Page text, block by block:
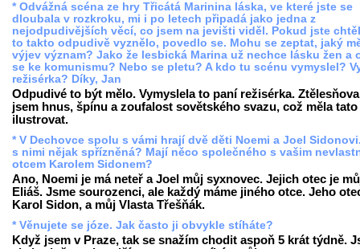
* Odvážná scéna ze hry Třicátá Marinina láska, ve které jste se
dloubala v rozkroku, mi i po letech připadá jako jedna z
nejodpudivějších věcí, co jsem na jevišti viděl. Pokud jste
to takto odpudivě vyznělo, povedlo se. Mohu se zeptat, jaký
výjev význam? Jako že lesbická Marina už nechce lásku žen a
se ke komunismu? Nebo se pletu? A kdo tu scénu vymyslel?
režisérka? Díky, Jan
Odpudivé to být mělo. Vymyslela to paní režisérka.
jsem hnus, špínu a zoufalost sovětského svazu, což měla tato
ilustrovat.
* V Dechovce spolu s vámi hrají dvě děti Noemi a Joel
s nimi nějak spřízněná? Mají něco společného s vašim
otcem Karolem Sidonem?
Ano, Noemi je má neteř a Joel můj syxnovec. Jejich otec je
Eliáš. Jsme sourozenci, ale každý máme jiného otce. Jeho
Karol Sidon, a můj Vlasta Třešňák.
* Věnujete se józe. Jak často ji obvykle stíháte?
Když jsem v Praze, tak se snažím chodit aspoň 5 krát týdně.